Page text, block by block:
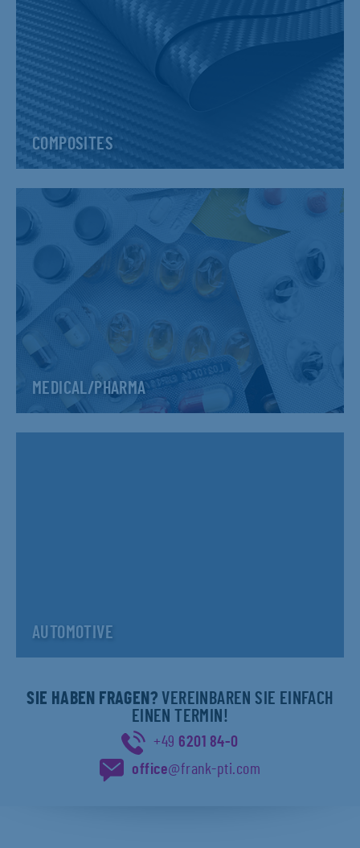
COMPOSITES
MEDICAL/PHARMA
AUTOMOTIVE
SIE HABEN FRAGEN? VEREINBAREN SIE EINFACH
EINEN TERMIN!
+49 6201 84-0
office@frank-pti.com